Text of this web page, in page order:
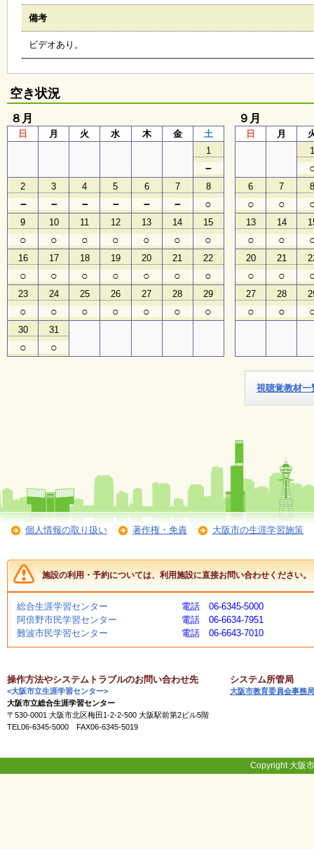
オ
ラ
イ
マ
ガ
ジ
ン
い
う
並
木
子
ど
も
向
け
イ
ベ
ン
ト
ガ
よ
あ
る
ご
質
問
・
イ
ン
ス
ト
タ
ー
備考
ビデオあり。
空き状況
８月
日 月 火 水 木 金
土
1
－
2
－
3
－
4
－
5
－
6
－
7
－
8
○
9
○
10
○
11
○
12
○
13
○
14
○
15
○
16
○
17
○
18
○
19
○
20
○
21
○
22
○
23
○
24
○
25
○
26
○
27
○
28
○
29
○
30
○
31
○
９月
日 月
6
○
7
○
13
○
14
○
20
○
21
○
27
○
28
○
視聴覚教材一
個人情報の取り扱い 著作権・免責 大阪市の生涯学習施策
施設の利用・予約については、利用施設に直接お問い合わせください。
総合生涯学習センター
電話 06-6345-5000
阿倍野市民学習センター
電話 06-6634-7951
難波市民学習センター
電話 06-6643-7010
操作方法やシステムトラブルのお問い合わせ先
<大阪市立生涯学習センター>
大阪市立総合生涯学習センター
〒530-0001 大阪市北区梅田1-2-2-500 大阪駅前第2ビル5階
TEL06-6345-5000 FAX06-6345-5019
システム所管局
大阪市教育委員会事務局
Copyright 大阪